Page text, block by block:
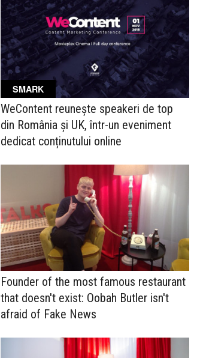
SMARK
WeContent reunește speakeri de top
din România și UK, într-un eveniment
dedicat conținutului online
Founder of the most famous restaurant
that doesn't exist: Oobah Butler isn't
afraid of Fake News